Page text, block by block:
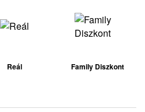
Reál Family Diszkont